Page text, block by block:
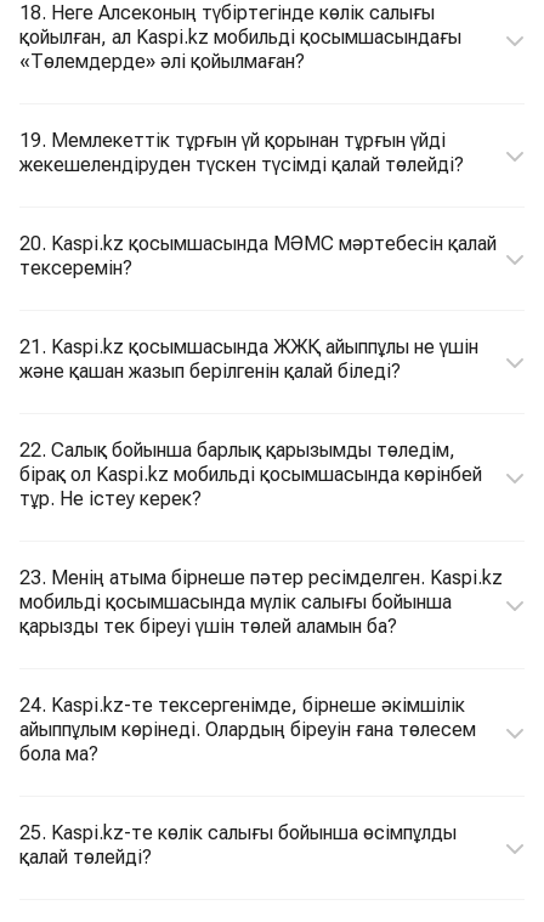
18. Неге Алсеконың түбіртегінде көлік салығы
қойылған, ал Kaspi.kz мобильді қосымшасындағы
«Төлемдерде» әлі қойылмаған?
19. Мемлекеттік тұрғын үй қорынан тұрғын үйді
жекешелендіруден түскен түсімді қалай төлейді?
20. Kaspi.kz қосымшасында МӘМС мәртебесін қалай
тексеремін?
21. Kaspi.kz қосымшасында ЖЖҚ айыппұлы не үшін
және қашан жазып берілгенін қалай біледі?
22. Салық бойынша барлық қарызымды төледім,
бірақ ол Kaspi.kz мобильді қосымшасында көрінбей
тұр. Не істеу керек?
23. Менің атыма бірнеше пәтер ресімделген. Kaspi.kz
мобильді қосымшасында мүлік салығы бойынша
қарызды тек біреуі үшін төлей аламын ба?
24. Kaspi.kz-те тексергенімде, бірнеше әкімшілік
айыппұлым көрінеді. Олардың біреуін ғана төлесем
бола ма?
25. Kaspi.kz-те көлік салығы бойынша өсімпұлды
қалай төлейді?